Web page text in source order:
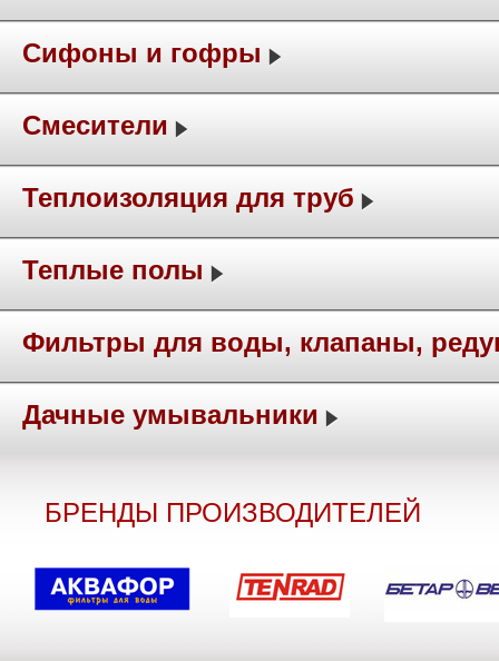
Сифоны и гофры
Смесители
Теплоизоляция для труб
Теплые полы
Фильтры для воды, клапаны,
Дачные умывальники
БРЕНДЫ ПРОИЗВОДИТЕЛЕЙ